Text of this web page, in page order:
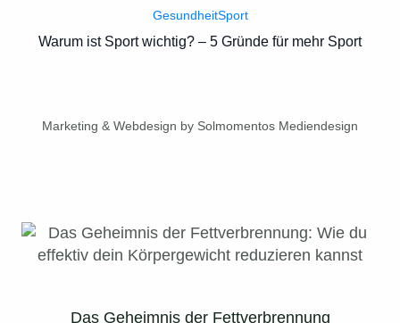
GesundheitSport
Warum ist Sport wichtig? – 5 Gründe für mehr Sport
Marketing & Webdesign by Solmomentos Mediendesign
Das Geheimnis der Fettverbrennung